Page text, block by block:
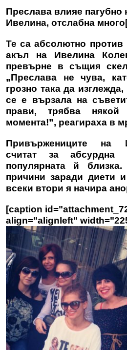
Преслава влияе пагубно
Ивелина, отслабна
Те са абсолютно против
акъл на Ивелина
превърне в същия
„Преслава не чува,
грозно така да
се е вързала на
прави, трябва
момента!”, реагираха в
Привържениците на
считат за абсурдна
популярната й
причини заради диети
всеки втори я начира
[caption
align="alignleft"